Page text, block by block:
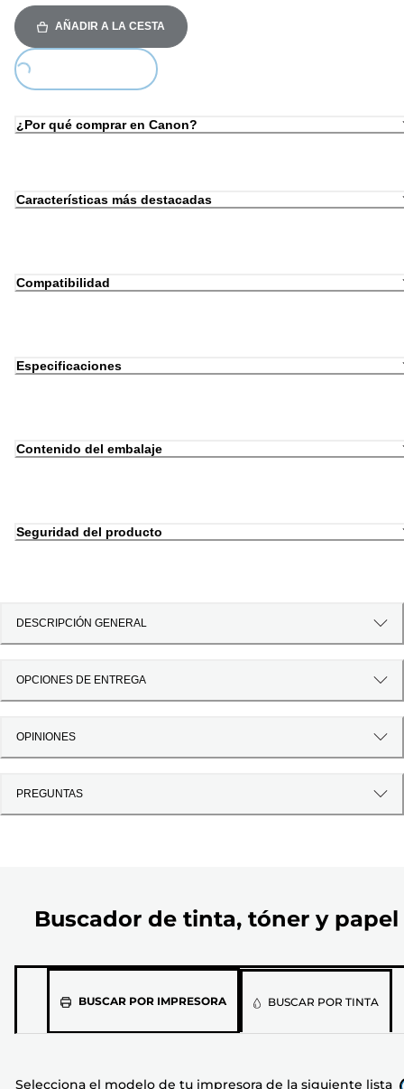
AÑADIR A LA CESTA
Loading...
¿Por qué comprar en Canon?
Características más destacadas
Compatibilidad
Especificaciones
Contenido del embalaje
Seguridad del producto
DESCRIPCIÓN GENERAL
OPCIONES DE ENTREGA
OPINIONES
PREGUNTAS
Buscador de tinta, tóner y papel
BUSCAR POR IMPRESORASeleccionaBUSCAR POR TINTA
Selecciona el modelo de tu impresora de la siguiente lista